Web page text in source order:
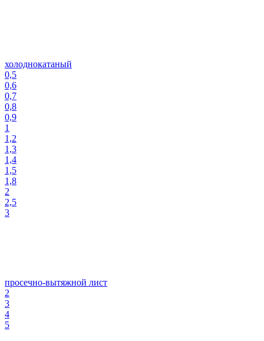
холоднокатаный
0,5
0,6
0,7
0,8
0,9
1
1,2
1,3
1,4
1,5
1,8
2
2,5
3
просечно-вытяжной лист
2
3
4
5